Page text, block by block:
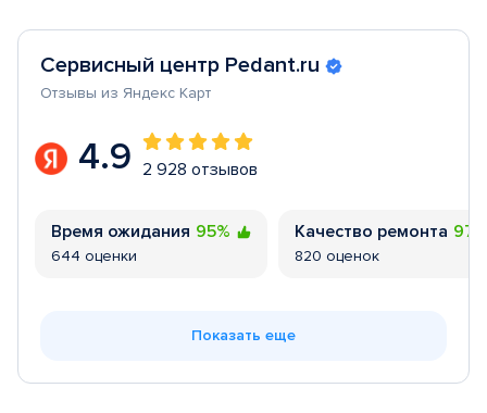
Сервисный центр Pedant.ru
Отзывы из Яндекс Карт
4.9 2 928 отзывов
Время ожидания 95%
644 оценки
Качество ремонта
820 оценок
Показать еще